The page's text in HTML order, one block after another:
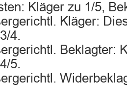
Kläger zu 1/5,
Kläger:
4.
Beklagter:
5.